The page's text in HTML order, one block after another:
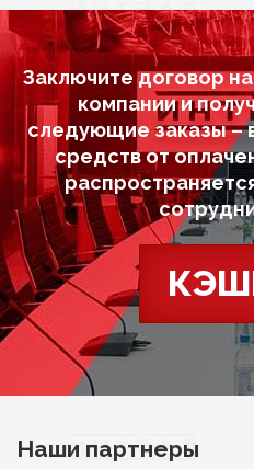
Заключите договор
компании и
следующие заказы –
средств от
Наши партнеры